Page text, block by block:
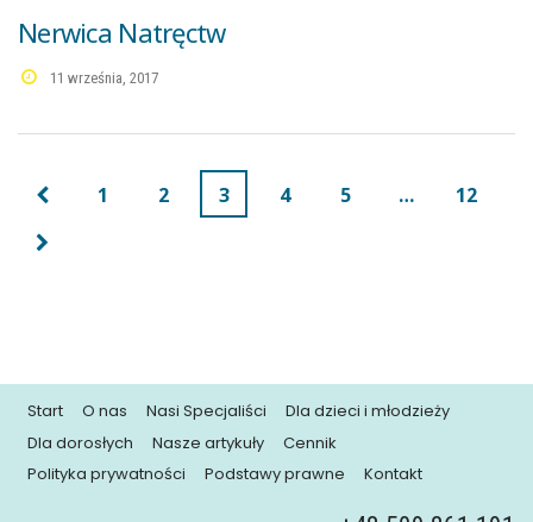
Nerwica Natręctw
11 września, 2017
1 2 3 4 5 … 12
Start O nas Nasi Specjaliści
Dla dzieci i młodzieży
Dla dorosłych
Nasze artykuły
Cennik
Polityka prywatności
Podstawy prawne Kontakt